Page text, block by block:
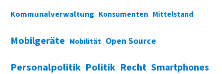
Kommunalverwaltung Konsumenten Mittelstand
Mobilgeräte Mobilität Open Source
Personalpolitik Politik Recht Smartphones